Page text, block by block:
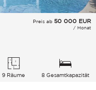
Preis ab 50 000 EUR
/ Monat
9 Räume 8 Gesamtkapazität